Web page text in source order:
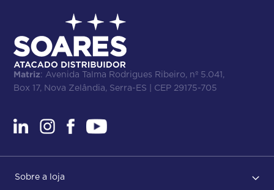
Matriz: Avenida Talma Rodrigues Ribeiro, nº 5.041,
Box 17, Nova Zelândia, Serra-ES | CEP 29175-705
Sobre a loja